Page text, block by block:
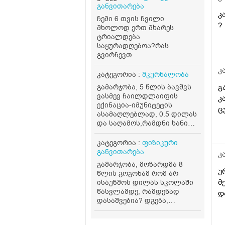
განვითარება
ჩემი 6 თვის ჩვილი
მხოლოდ ერთ მხარეს
ტრიალდება
საყურადღებოა?რას
გვირჩევთ
კატეგორია : მკურნალობა
გამარჯობა, 5 წლის ბავშვს
ვასმევ ჩაილდლაიფის
ექინაცია-იმუნიტეტის
ასამაღლებლად, 0.5 დილას
და საღამოს,რამდნი ხანი
დავალევინო და რამდენი
დავასვენო? თუ მთელი
ფლაკონი დაცალოს?
კატეგორია : ფიზიკური
განვითარება
გამარჯობა, მოზარდმა 8
წლის გოგონამ რომ არ
ისაუზმოს დილას სკოლაში
წასვლამდე, რამდენად
დასაშვებია? დგება,
იღვიძებს 8 საათზე,
?